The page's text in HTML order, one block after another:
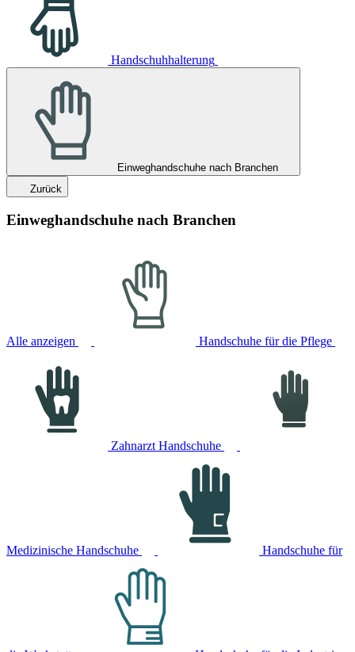
Handschuhhalterung
Einweghandschuhe nach Branchen
Zurück
Einweghandschuhe nach Branchen
Alle anzeigen Handschuhe für die Pflege
Zahnarzt Handschuhe
Medizinische Handschuhe Handschuhe für